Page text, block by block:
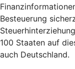
Besteuerung
100 Staaten auf
auch Deutschland.